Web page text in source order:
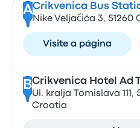
ACrikvenica Bus
Nike Veljačića 3, 51260
Visite a página
BCrikvenica Hotel Ad
Ul. kralja Tomislava 111,
Croatia